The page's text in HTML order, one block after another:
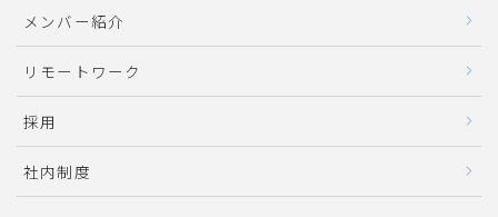
メンバー紹介
リモートワーク
採用
社内制度